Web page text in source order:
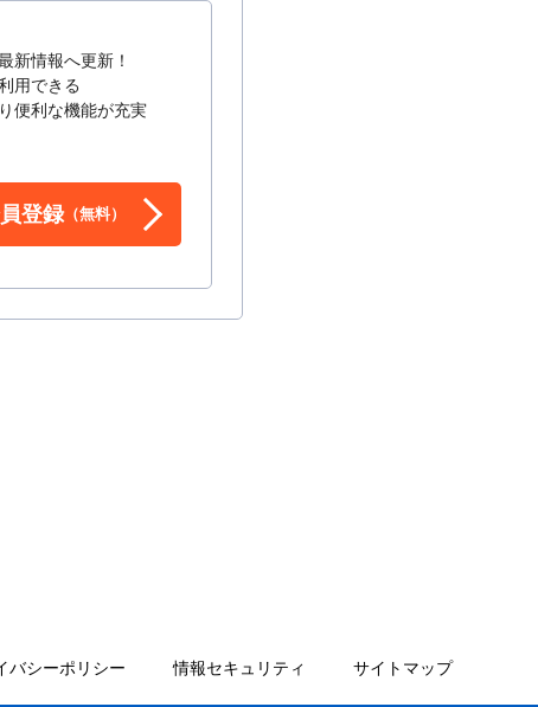
新情報へ更新！
用できる
便利な機能が充実
登録（無料）
バシーポリシー 情報セキュリティ サイトマップ